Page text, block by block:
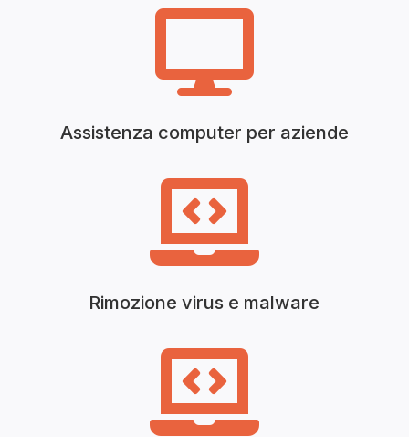

Assistenza computer per aziende

Rimozione virus e malware
